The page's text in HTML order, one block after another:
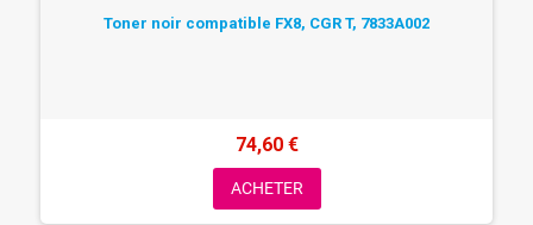
Toner noir compatible FX8, CGR T, 7833A002
74,60 €
ACHETER